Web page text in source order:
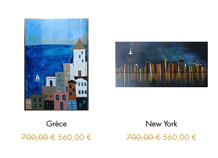
Grèce
Prix original
700,00 €Prix promotionnel
560,00 €
New York
Prix original
700,00 €Prix
560,00 €